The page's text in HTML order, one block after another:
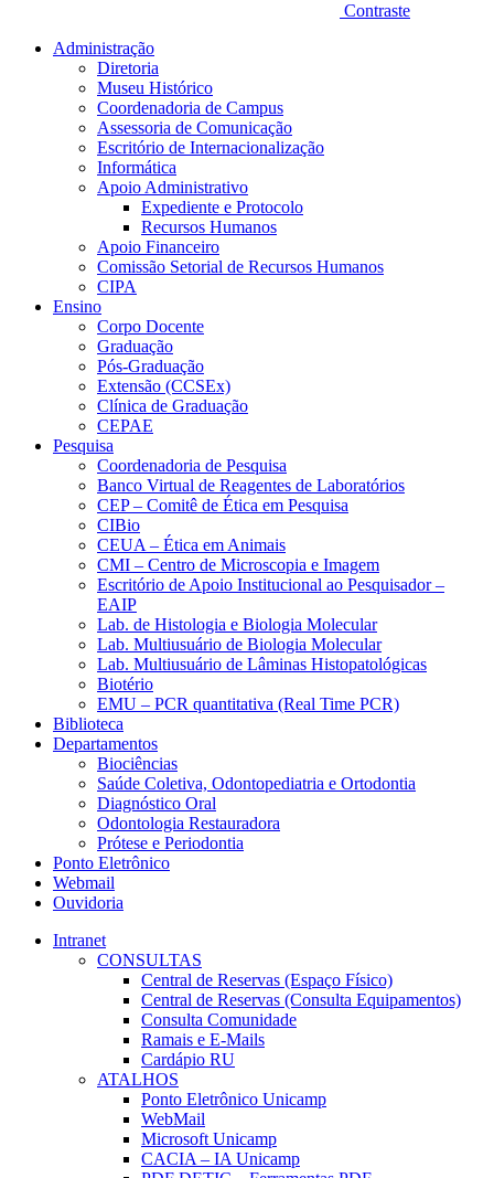
Contraste
Administração
Diretoria
Museu Histórico
Coordenadoria de Campus
Assessoria de Comunicação
Escritório de Internacionalização
Informática
Apoio Administrativo
Expediente e Protocolo
Recursos Humanos
Apoio Financeiro
Comissão Setorial de Recursos Humanos
CIPA
Ensino
Corpo Docente
Graduação
Pós-Graduação
Extensão (CCSEx)
Clínica de Graduação
CEPAE
Pesquisa
Coordenadoria de Pesquisa
Banco Virtual de Reagentes de Laboratórios
CEP – Comitê de Ética em Pesquisa
CIBio
CEUA – Ética em Animais
CMI – Centro de Microscopia e Imagem
Escritório de Apoio Institucional ao Pesquisador –
EAIP
Lab. de Histologia e Biologia Molecular
Lab. Multiusuário de Biologia Molecular
Lab. Multiusuário de Lâminas Histopatológicas
Biotério
EMU – PCR quantitativa (Real Time PCR)
Biblioteca
Departamentos
Biociências
Saúde Coletiva, Odontopediatria e Ortodontia
Diagnóstico Oral
Odontologia Restauradora
Prótese e Periodontia
Ponto Eletrônico
Webmail
Ouvidoria
Intranet
CONSULTAS
Central de Reservas (Espaço Físico)
Central de Reservas (Consulta Equipamentos)
Consulta Comunidade
Ramais e E-Mails
Cardápio RU
ATALHOS
Ponto Eletrônico Unicamp
WebMail
Microsoft Unicamp
CACIA – IA Unicamp